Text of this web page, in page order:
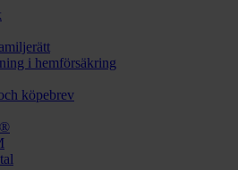
i hemförsäkring
köpebrev